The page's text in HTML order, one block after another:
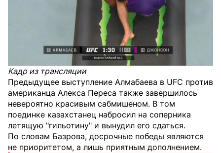
Кадр из трансляции
Предыдущее выступление Алмабаева в UFC против
американца Алекса Переса также завершилось
невероятно красивым сабмишеном. В том
поединке казахстанец набросил на соперника
летящую "гильотину" и вынудил его сдаться.
По словам Базрова, досрочные победы являются
не приоритетом, а лишь приятным дополнением.